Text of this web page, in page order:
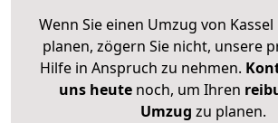
Wenn Sie einen Umzug von
planen, zögern Sie nicht, unsere
Hilfe in Anspruch zu nehmen.
uns heutenoch, um Ihren
Umzug zu planen.